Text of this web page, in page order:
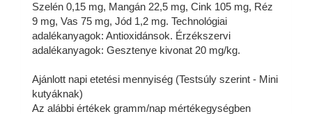
Szelén 0,15 mg, Mangán 22,5 mg, Cink 105 mg, Réz
9 mg, Vas 75 mg, Jód 1,2 mg. Technológiai
adalékanyagok: Antioxidánsok. Érzékszervi
adalékanyagok: Gesztenye kivonat 20 mg/kg.
Ajánlott napi etetési mennyiség (Testsúly szerint - Mini
kutyáknak)
Az alábbi értékek gramm/nap mértékegységben